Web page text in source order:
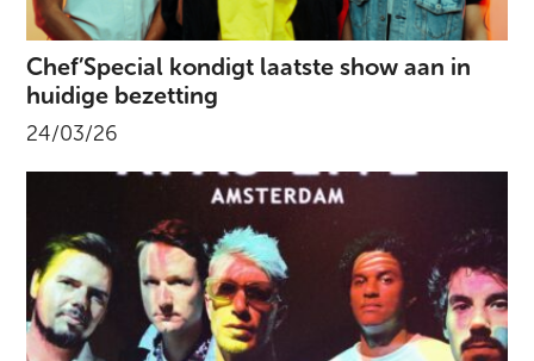
Chef’Special kondigt laatste show aan in
huidige bezetting
24/03/26